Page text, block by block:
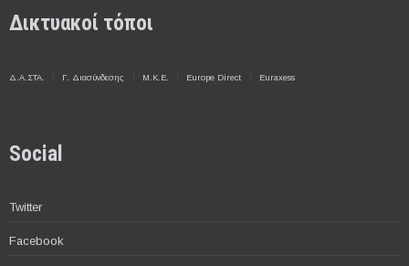
Δικτυακοί τόποι
Δ.Α.ΣΤΑ. Γ. Διασύνδεσης Μ.Κ.Ε. Europe Direct Euraxess
Social
Twitter
Facebook